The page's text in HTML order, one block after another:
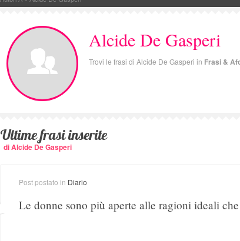
Alcide De Gasperi
Trovi le frasi di Alcide De Gasperi in Frasi &
Ultime frasi inserite
di Alcide De Gasperi
Post postato in Diario
Le donne sono più aperte alle ragioni ideali